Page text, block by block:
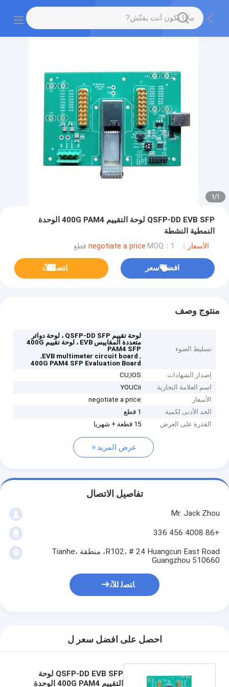
1
/
1
QSFP-DD EVB SFP لوحة التقييم 400G PAM4 الوحدة
النمطية النشطة
الأسعار：negotiate a price MOQ：1 قطع
افضل سعر ﺎﺘﺼﻟ ﺍﻶﻧ
منتوج وصف
تسليط الضوء
لوحة تقييم QSFP-DD SFP ، لوحة دوائر
متعددة المقاييس EVB ، لوحة تقييم 400G
PAM4 SFP
,
EVB multimeter circuit board
,
400G PAM4 SFP Evaluation Board
إصدار الشهادات
CU,IOS
اسم العلامة التجارية
YOUCii
الأسعار
negotiate a price
الحد الأدنى لكمية
1 قطع
القدرة على العرض
15 قطعة + شهريا
عرض المزيد
تفاصيل الاتصال
Mr. Jack Zhou
+86 4008 456 336
R102، # 24 Huangcun East Road، منطقة Tianhe،
Guangzhou 510660
ﺎﺘﺼﻟ ﺍﻶﻧ
احصل على افضل سعر ل
QSFP-DD EVB SFP لوحة
التقييم 400G PAM4 الوحدة